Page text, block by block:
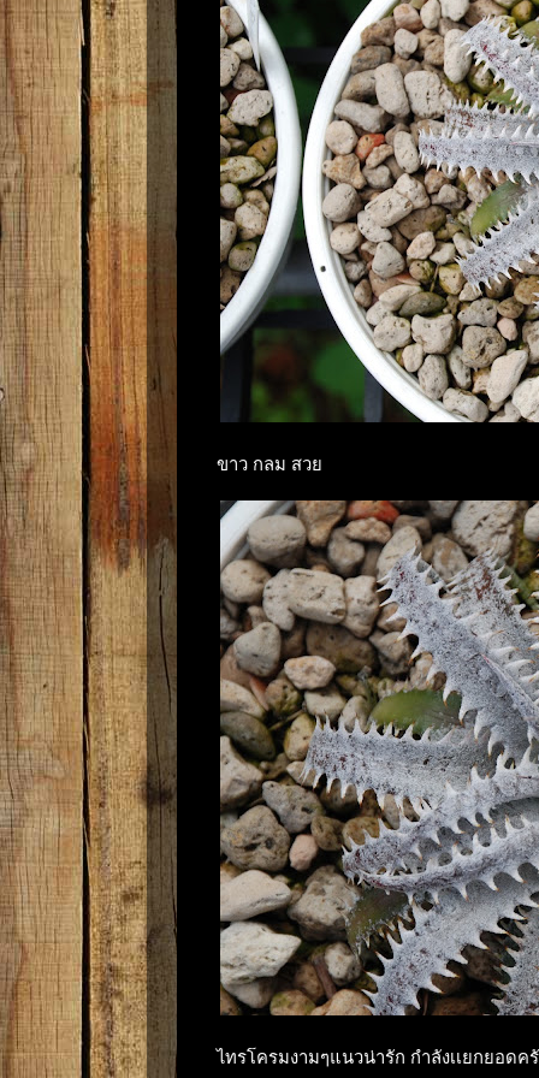
ขาว กลม สวย
ไทรโครมงามๆแนวน่ารัก กำลังเเยกยอดค